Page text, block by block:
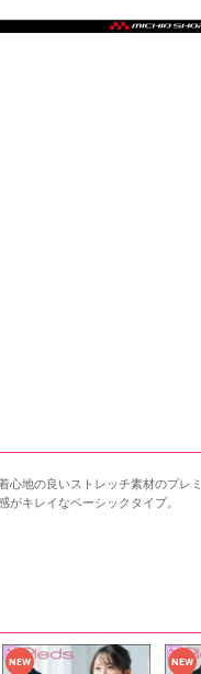
心地の良いストレッチ素材のプレミ
がキレイなベーシックタイプ。